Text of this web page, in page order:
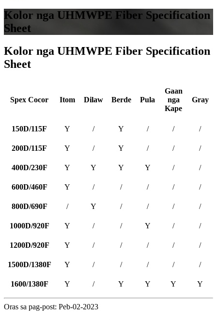
Kolor nga UHMWPE Fiber Specification
Sheet
Kolor nga UHMWPE Fiber Specification
Sheet
Spex Cocor Itom Dilaw Berde Pula
Gaan
nga
Kape
Gray
150D/115F Y / Y / / /
200D/115F Y / Y / / /
400D/230F Y Y Y Y / /
600D/460F Y / / / / /
800D/690F / Y / / / /
1000D/920F Y / / Y / /
1200D/920F Y / / / / /
1500D/1380F Y / / / / /
1600/1380F Y / Y Y Y Y
Oras sa pag-post: Peb-02-2023